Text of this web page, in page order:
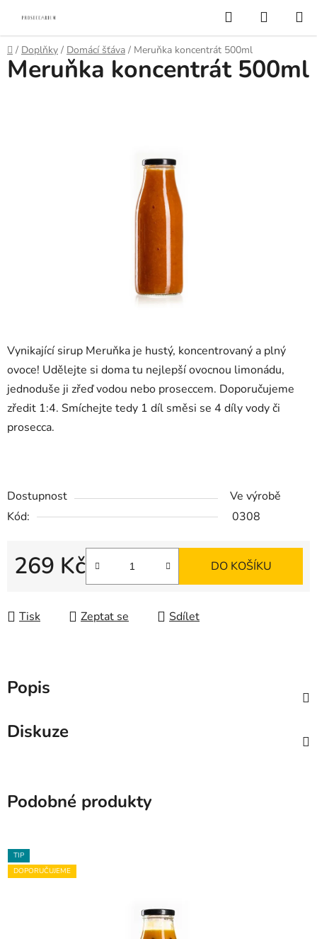
obsah
Hledat
KOŠÍK
Domů
/ Doplňky / Domácí šťáva / Meruňka koncentrát 500ml
Vynikající sirup Meruňka je hustý, koncentrovaný a plný
ovoce! Udělejte si doma tu nejlepší ovocnou limonádu,
jednoduše ji zřeď vodou nebo proseccem. Doporučujeme
zředit 1:4. Smíchejte tedy 1 díl směsi se 4 díly vody či
prosecca.
Dostupnost
Ve výrobě
Kód:
0308
269 Kč DO KOŠÍKU
Tisk Zeptat se Sdílet
Meruňka koncentrát 500ml
Popis
Diskuze
Podobné produkty
TIP
DOPORUČUJEME